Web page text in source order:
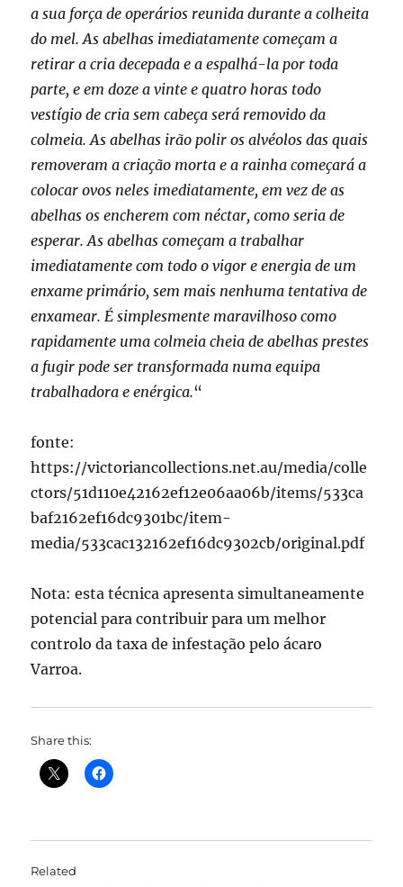
a sua força de operários reunida durante a colheita
do mel. As abelhas imediatamente começam a
retirar a cria decepada e a espalhá-la por toda
parte, e em doze a vinte e quatro horas todo
vestígio de cria sem cabeça será removido da
colmeia. As abelhas irão polir os alvéolos das quais
removeram a criação morta e a rainha começará a
colocar ovos neles imediatamente, em vez de as
abelhas os encherem com néctar, como seria de
esperar. As abelhas começam a trabalhar
imediatamente com todo o vigor e energia de um
enxame primário, sem mais nenhuma tentativa de
enxamear. É simplesmente maravilhoso como
rapidamente uma colmeia cheia de abelhas prestes
a fugir pode ser transformada numa equipa
trabalhadora e enérgica.“
fonte:
https://victoriancollections.net.au/media/colle
ctors/51d110e42162ef12e06aa06b/items/533ca
baf2162ef16dc9301bc/item-
media/533cac132162ef16dc9302cb/original.pdf
Nota: esta técnica apresenta simultaneamente
potencial para contribuir para um melhor
controlo da taxa de infestação pelo ácaro
Varroa.
Share this:
Related